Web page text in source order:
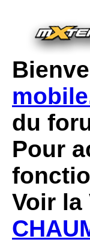
du
Pour
Voir